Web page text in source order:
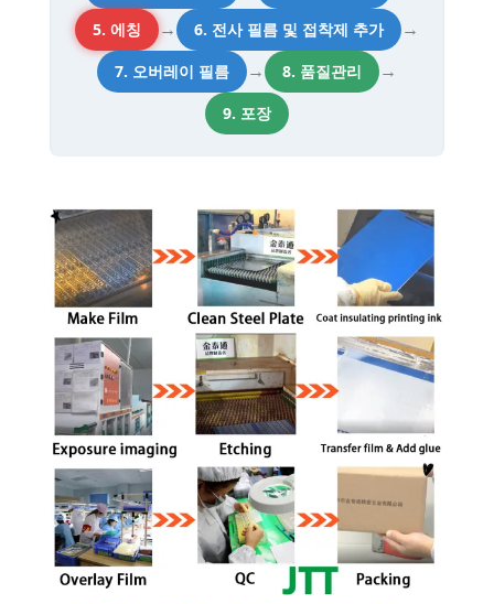
5. 에칭 → 6. 전사 필름 및 접착제 추가 →
7. 오버레이 필름 → 8. 품질관리 →
9. 포장